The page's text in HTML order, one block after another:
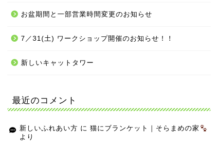
お盆期間と一部営業時間変更のお知らせ
7／31(土) ワークショップ開催のお知らせ！！
新しいキャットタワー
最近のコメント
新しいふれあい方 に 猫にブランケット｜そらまめの家
より